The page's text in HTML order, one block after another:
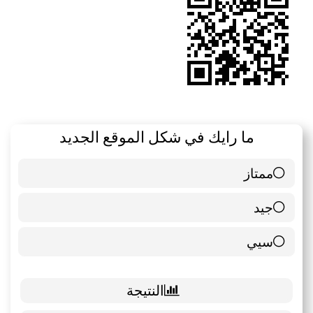
ما رايك في شكل الموقع الجديد
ممتاز
6 ( 85.71 % )
جيد
0 ( 0 % )
سيي
1 ( 14.29 % )